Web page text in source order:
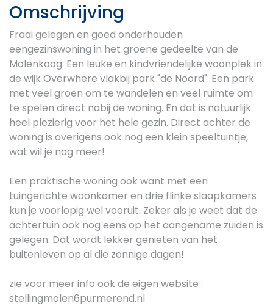
Omschrijving
Fraai gelegen en goed onderhouden
eengezinswoning in het groene gedeelte van de
Molenkoog. Een leuke en kindvriendelijke woonplek in
de wijk Overwhere vlakbij park "de Noord". Een park
met veel groen om te wandelen en veel ruimte om
te spelen direct nabij de woning. En dat is natuurlijk
heel plezierig voor het hele gezin. Direct achter de
woning is overigens ook nog een klein speeltuintje,
wat wil je nog meer!
Een praktische woning ook want met een
tuingerichte woonkamer en drie flinke slaapkamers
kun je voorlopig wel vooruit. Zeker als je weet dat de
achtertuin ook nog eens op het aangename zuiden is
gelegen. Dat wordt lekker genieten van het
buitenleven op al die zonnige dagen!
zie voor meer info ook de eigen website :
stellingmolen6purmerend.nl